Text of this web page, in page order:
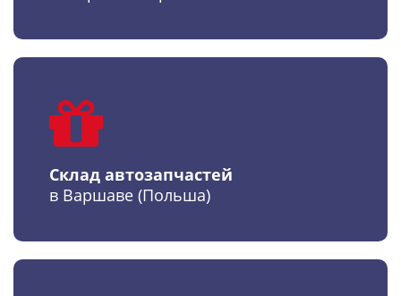
Склад автозапчастей
в Варшаве (Польша)